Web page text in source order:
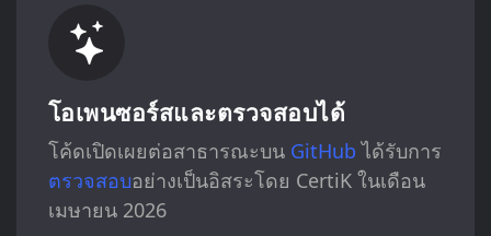
โอเพนซอร์สและตรวจสอบได้
โค้ดเปิดเผยต่อสาธารณะบน GitHub ได้รับการ
ตรวจสอบอย่างเป็นอิสระโดย CertiK ในเดือน
เมษายน 2026